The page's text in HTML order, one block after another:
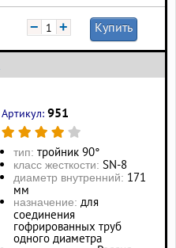
− + Купить
Артикул: 951
тип: тройник 90°
класс жесткости: SN-8
диаметр внутренний: 171
мм
назначение: для
соединения
гофрированных труб
одного диаметра